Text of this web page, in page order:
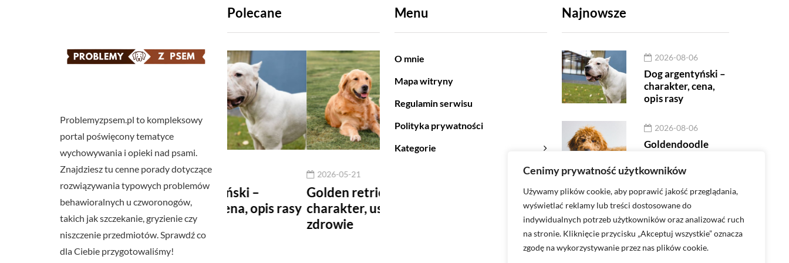
Cenimy prywatność użytkowników
Używamy plików cookie, aby poprawić jakość przeglądania,
wyświetlać reklamy lub treści dostosowane do
indywidualnych potrzeb użytkowników oraz analizować ruch
na stronie. Kliknięcie przycisku „Akceptuj wszystkie” oznacza
zgodę na wykorzystywanie przez nas plików cookie.
Problemyzpsem.pl to kompleksowy
portal poświęcony tematyce
wychowywania i opieki nad psami.
Znajdziesz tu cenne porady dotyczące
rozwiązywania typowych problemów
behawioralnych u czworonogów,
takich jak szczekanie, gryzienie czy
niszczenie przedmiotów. Sprawdź co
dla Ciebie przygotowaliśmy!
Polecane
podawać
seniora w
2026-08-06
Dog argentyński –
charakter, cena, opis rasy
Golden retriever –
charakter, usposobienie,
Dlaczego warto podawać
2026-08-06
Dog argentyński –
charakter, cena, opis rasy
Golden retriever
charakter,
zdrowie
Menu
O mnie
Mapa witryny
Regulamin serwisu
Polityka prywatności
Kategorie
Najnowsze
2026-08-06
Dog argentyński –
charakter, cena,
opis rasy
2026-08-06
Goldendoodle